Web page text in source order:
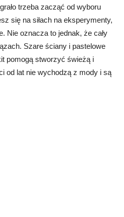
trzeba zacząć od wyboru
się na siłach na eksperymenty,
Nie oznacza to jednak, że cały
Szare ściany i pastelowe
pomogą stworzyć świeżą i
od lat nie wychodzą z mody i są